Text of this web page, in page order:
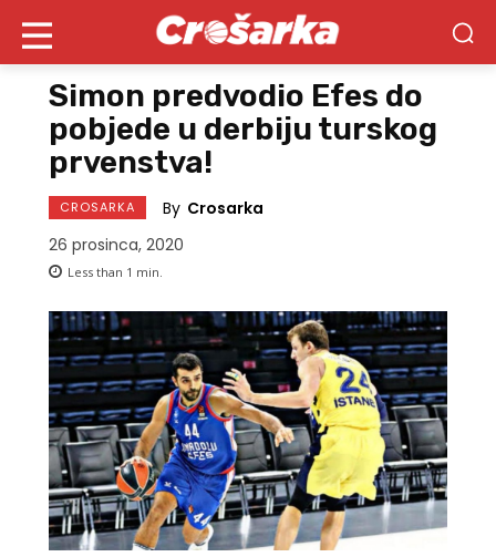
Simon predvodio Efes do
pobjede u derbiju turskog
prvenstva!
CROSARKA By Crosarka
26 prosinca, 2020
Less than 1 min.